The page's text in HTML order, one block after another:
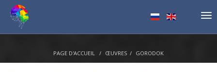
PAGE D'ACCUEIL ŒUVRES GORODOK